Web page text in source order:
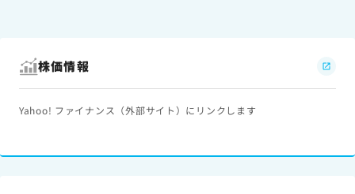
株価情報
Yahoo! ファイナンス（外部サイト）にリンクします